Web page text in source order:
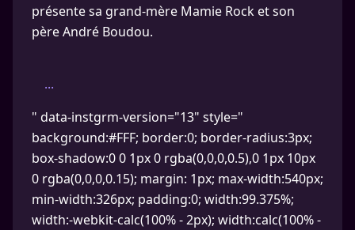
présente sa grand-mère Mamie Rock et son
père André Boudou.
...
" data-instgrm-version="13" style="
background:#FFF; border:0; border-radius:3px;
box-shadow:0 0 1px 0 rgba(0,0,0,0.5),0 1px 10px
0 rgba(0,0,0,0.15); margin: 1px; max-width:540px;
min-width:326px; padding:0; width:99.375%;
width:-webkit-calc(100% - 2px); width:calc(100% -